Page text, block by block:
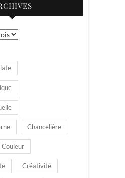
Chancelière
Couleur
Créativité